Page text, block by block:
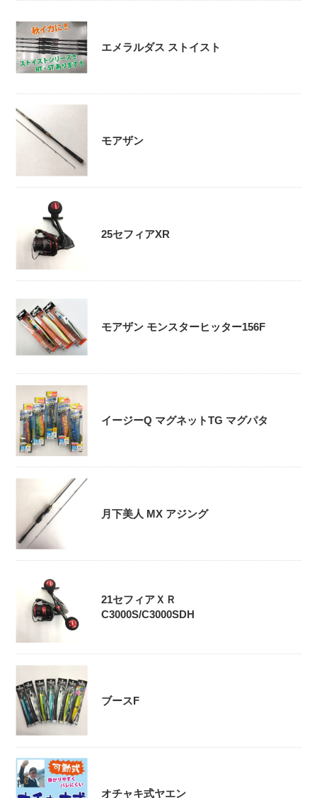
エメラルダス ストイスト
モアザン
25セフィアXR
モアザン モンスターヒッター156F
イージーQ マグネットTG マグパタ
月下美人 MX アジング
21セフィアＸＲ
C3000S/C3000SDH
ブースF
オチャキ式ヤエン